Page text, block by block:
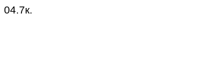
04.7к.